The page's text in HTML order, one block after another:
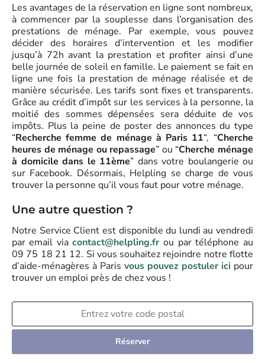
Les avantages de la réservation en ligne sont nombreux,
à commencer par la souplesse dans l’organisation des
prestations de ménage. Par exemple, vous pouvez
décider des horaires d’intervention et les modifier
jusqu’à 72h avant la prestation et profiter ainsi d’une
belle journée de soleil en famille. Le paiement se fait en
ligne une fois la prestation de ménage réalisée et de
manière sécurisée. Les tarifs sont fixes et transparents.
Grâce au crédit d’impôt sur les services à la personne, la
moitié des sommes dépensées sera déduite de vos
impôts. Plus la peine de poster des annonces du type
“Recherche femme de ménage à Paris 11“, “Cherche
heures de ménage ou repassage” ou “Cherche ménage
à domicile dans le 11ème” dans votre boulangerie ou
sur Facebook. Désormais, Helpling se charge de vous
trouver la personne qu’il vous faut pour votre ménage.
Une autre question ?
Notre Service Client est disponible du lundi au vendredi
par email via contact@helpling.fr ou par téléphone au
09 75 18 21 12. Si vous souhaitez rejoindre notre flotte
d’aide-ménagères à Paris vous pouvez postuler ici pour
trouver un emploi près de chez vous !
Réserver